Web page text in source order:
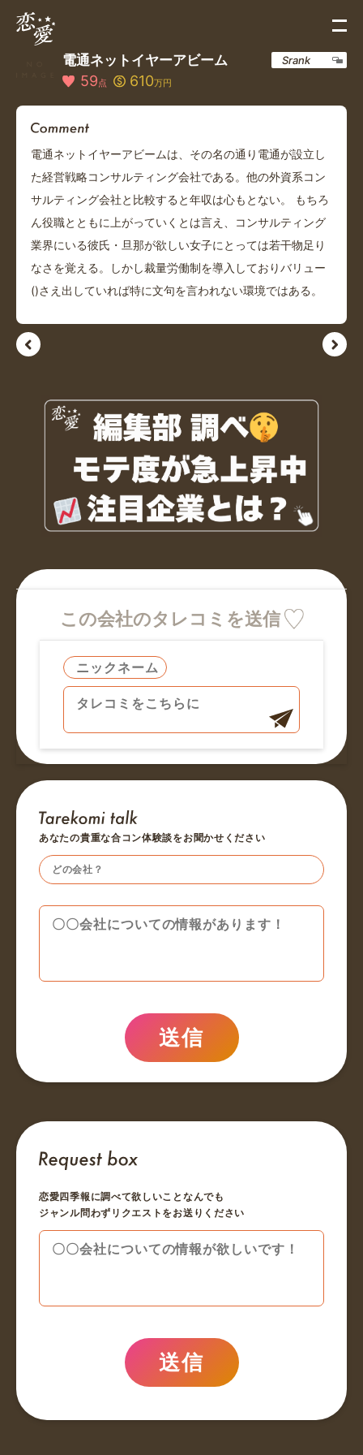
電通ネットイヤーアビーム
59点 610万円
Srank
電通ネットイヤーアビームは、その名の通り電通が設立し
た経営戦略コンサルティング会社である。他の外資系コン
サルティング会社と比較すると年収は心もとない。 もちろ
ん役職とともに上がっていくとは言え、コンサルティング
業界にいる彼氏・旦那が欲しい女子にとっては若干物足り
なさを覚える。しかし裁量労働制を導入しておりバリュー
()さえ出していれば特に文句を言われない環境ではある。
この会社のタレコミを送信
あなたの貴重な合コン体験談をお聞かせください
送信
恋愛四季報に調べて欲しいことなんでも
ジャンル問わずリクエストをお送りください
送信